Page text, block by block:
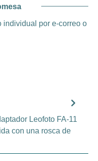
individual por e-correo o
Leofoto FA-11
con una rosca de